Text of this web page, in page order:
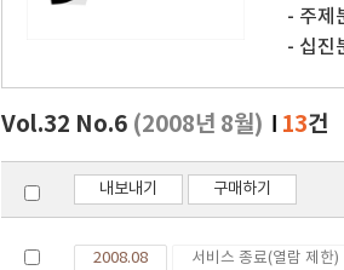
주제
십진
Vol.32 No.6 (2008년 8월) 13건
내보내기 구매하기
2008.08 서비스 종료(열람 제한)